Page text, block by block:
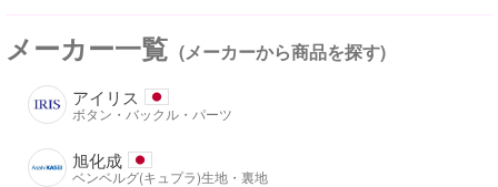
メーカー一覧 (メーカーから商品を探す)
アイリス
ボタン・バックル・パーツ
旭化成
ベンベルグ(キュプラ)生地・裏地